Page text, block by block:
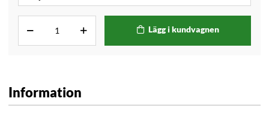
Lägg i kundvagnen
Information